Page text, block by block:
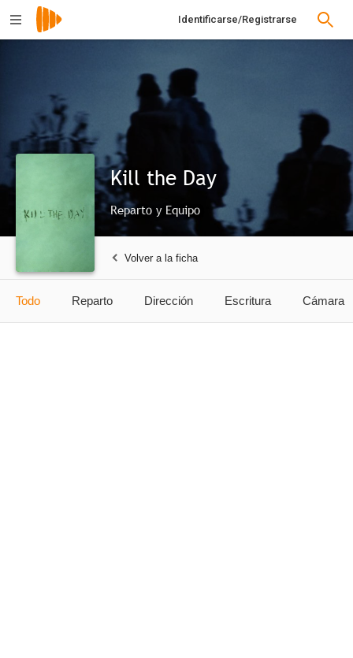
Identificarse/Registrarse
Kill the Day
Reparto y Equipo
Volver a la ficha
Todo Reparto Dirección Escritura Cámara